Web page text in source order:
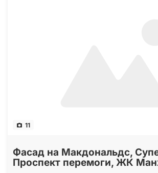
11
Фасад на Макдональдс,
Проспект перемоги, ЖК